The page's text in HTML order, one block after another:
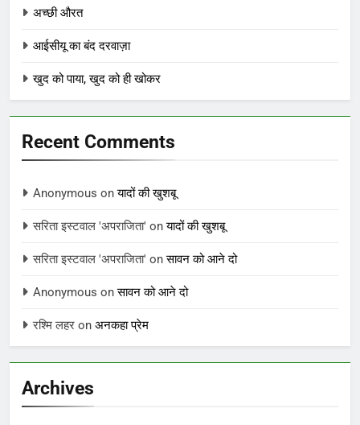
अच्छी औरत
आईसीयू का बंद दरवाज़ा
खुद को पाया, खुद को ही खोकर
Recent Comments
Anonymous onयादों की खुशबू
सरिता इस्टवाल 'अपराजिता' onयादों की खुशबू
सरिता इस्टवाल 'अपराजिता' onसावन को आने दो
Anonymous onसावन को आने दो
रश्मि लहर on अनकहा प्रेम
Archives